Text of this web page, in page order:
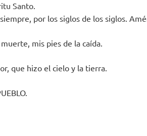
Santo.
por los siglos de los siglos.
mis pies de la caída.
que hizo el cielo y la tierra.